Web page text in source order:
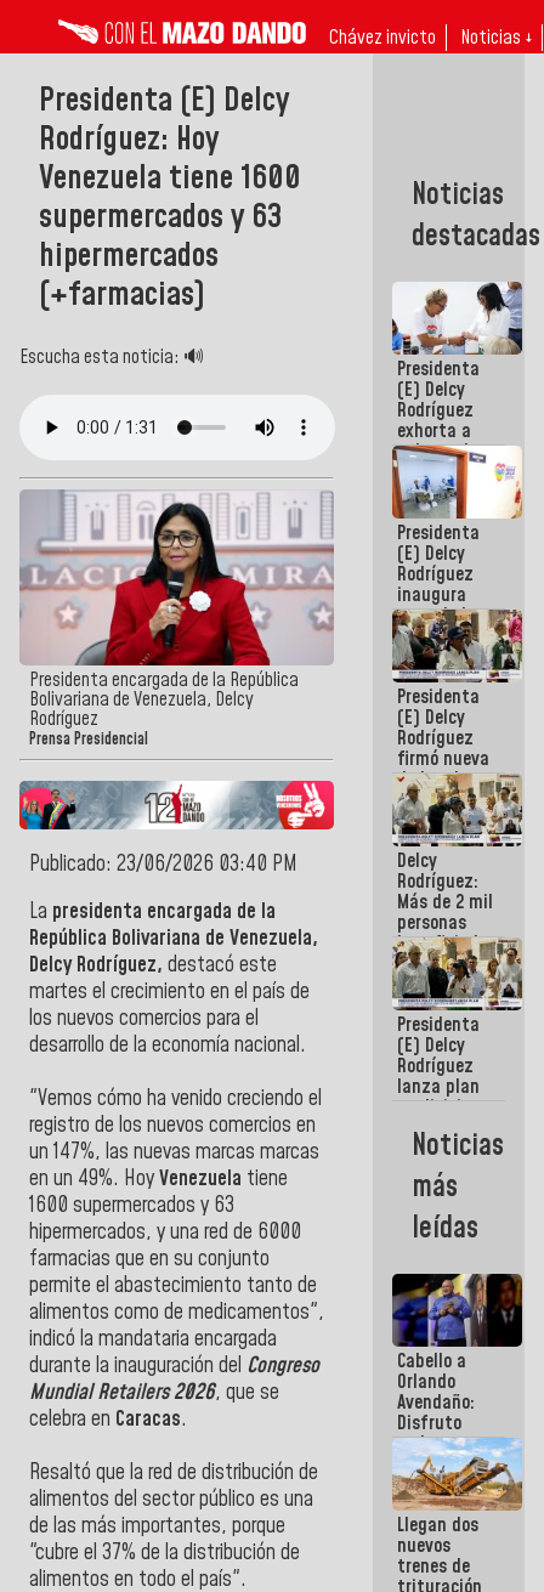
Chávez invicto Noticias ↓
Presidenta (E) Delcy
Rodríguez: Hoy
Venezuela tiene 1600
supermercados y 63
hipermercados
(+farmacias)
Escucha esta noticia: 🔊
Presidenta encargada de la República
Bolivariana de Venezuela, Delcy
Rodríguez
Prensa Presidencial
Publicado: 23/06/2026 03:40 PM
La presidenta encargada de la
República Bolivariana de Venezuela,
Delcy Rodríguez, destacó este
martes el crecimiento en el país de
los nuevos comercios para el
desarrollo de la economía nacional.
"Vemos cómo ha venido creciendo el
registro de los nuevos comercios en
un 147%, las nuevas marcas marcas
en un 49%. HoyVenezuela tiene
1600 supermercados y 63
hipermercados, y una red de 6000
farmacias que en su conjunto
permite el abastecimiento tanto de
alimentos como de medicamentos",
indicó la mandataria encargada
durante la inauguración del Congreso
Mundial Retailers 2026, que se
celebra en Caracas.
Resaltó que la red de distribución de
alimentos del sector público es una
de las más importantes, porque
"cubre el 37% de la distribución de
alimentos en todo el país".
Noticias
destacadas
Presidenta
(E) Delcy
Rodríguez
exhorta a
gobernadores
y alcaldes a
edificar
casas para
abuelos
Presidenta
(E) Delcy
Rodríguez
inaugura
casa de los
Abuelos
Primavera
en Caracas
Presidenta
(E) Delcy
Rodríguez
firmó nueva
de Ley de
Arrendamiento
aprobada
por la AN
Delcy
Rodríguez:
Más de 2 mil
personas
beneficiadas
con planes
para
atención de
emergencia
sísmica en
la última
semana
Presidenta
(E) Delcy
Rodríguez
lanza plan
crediticio
con subsidio
a Juntas de
Condominio
Noticias
más
leídas
Cabello a
Orlando
Avendaño:
Disfruto
cada vez
que escribes
porque lo
que haces
es
embarrarla
Llegan dos
nuevos
trenes de